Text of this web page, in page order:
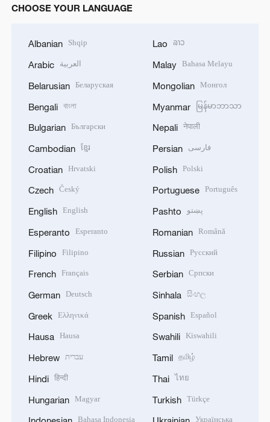
CHOOSE YOUR LANGUAGE
Albanian Shqip
Arabic العربية
Belarusian Беларуская
Bengali বাংলা
Bulgarian Български
Cambodian ខ្មែរ
Croatian Hrvatski
Czech Český
English English
Esperanto Esperanto
Filipino Filipino
French Français
German Deutsch
Greek Ελληνικά
Hausa Hausa
Hebrew עברית
Hindi हिन्दी
Hungarian Magyar
Lao ລາວ
Malay Bahasa Melayu
Mongolian Монгол
Myanmar မြန်မာဘာသာ
Nepali नेपाली
Persian فارسی
Polish Polski
Portuguese Português
Pashto پښتو
Romanian Română
Russian Русский
Serbian Српски
Sinhala සිංහල
Spanish Español
Swahili Kiswahili
Tamil தமிழ்
Thai ไทย
Turkish Türkçe